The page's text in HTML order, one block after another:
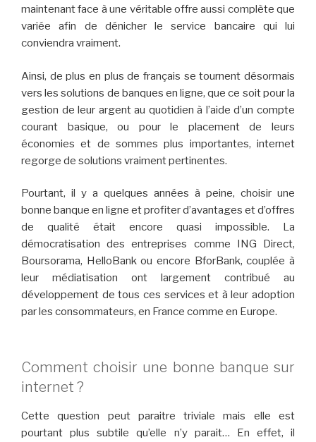
maintenant face à une véritable offre aussi complète que
variée afin de dénicher le service bancaire qui lui
conviendra vraiment.
Ainsi, de plus en plus de français se tournent désormais
vers les solutions de banques en ligne, que ce soit pour la
gestion de leur argent au quotidien à l’aide d’un compte
courant basique, ou pour le placement de leurs
économies et de sommes plus importantes, internet
regorge de solutions vraiment pertinentes.
Pourtant, il y a quelques années à peine, choisir une
bonne banque en ligne et profiter d’avantages et d’offres
de qualité était encore quasi impossible. La
démocratisation des entreprises comme ING Direct,
Boursorama, HelloBank ou encore BforBank, couplée à
leur médiatisation ont largement contribué au
développement de tous ces services et à leur adoption
par les consommateurs, en France comme en Europe.
Comment choisir une bonne banque sur
internet ?
Cette question peut paraitre triviale mais elle est
pourtant plus subtile qu’elle n’y parait… En effet, il